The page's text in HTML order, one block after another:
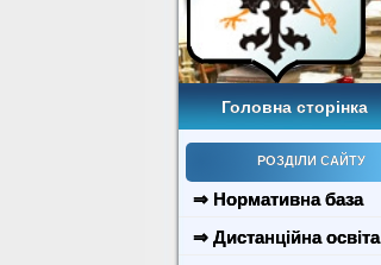
Головна сторінка
РОЗДІЛИ САЙТУ
⇒ Нормативна база
⇒ Дистанційна освіта